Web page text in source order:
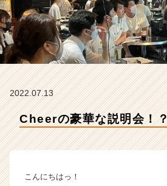
イ
ン】
|
ベ
ン
チ
長
企
2022.07.13
Cheerの豪華な説明会！？
こんにちはっ！